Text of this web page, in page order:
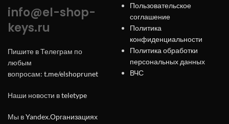
info@el-shop-
keys.ru
Пишите в Телеграм по
любым
вопросам: t.me/elshoprunet
Наши новости вteletype
Мы вYandex.Организациях
Пользовательское
соглашение
Политика
конфиденциальности
Политика обработки
персональных данных
ВЧС